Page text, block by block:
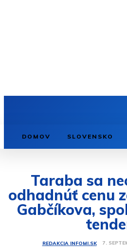
DOMOV SLOVENSKO
Taraba sa
odhadnúť cenu
Gabčíkova,
REDAKCIA INFOMI.SK 7.